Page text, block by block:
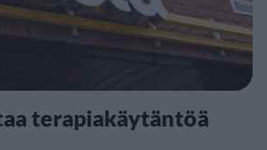
terapiakäytäntöä